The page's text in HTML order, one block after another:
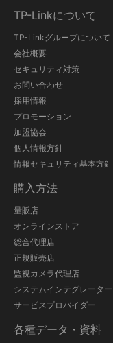
TP-Linkについて
TP-Linkグループについて
会社概要
セキュリティ対策
お問い合わせ
採用情報
プロモーション
加盟協会
個人情報方針
情報セキュリティ基本方針
購入方法
量販店
オンラインストア
総合代理店
正規販売店
監視カメラ代理店
システムインテグレーター
サービスプロバイダー
各種データ・資料